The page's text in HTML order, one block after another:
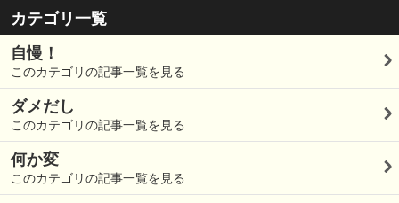
カテゴリ一覧
自慢！
このカテゴリの記事一覧を見る
ダメだし
このカテゴリの記事一覧を見る
何か変
このカテゴリの記事一覧を見る